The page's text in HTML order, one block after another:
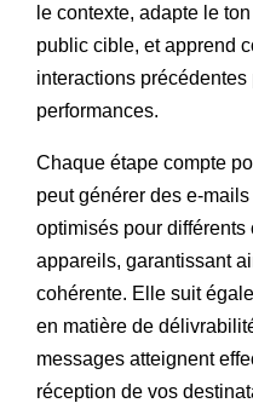
le contexte, adapte le
public cible, et apprend
interactions
performances.
Chaque étape compte
peut générer des e-
optimisés pour
appareils, garantissant
cohérente. Elle suit
en matière de
messages atteignent
réception de vos